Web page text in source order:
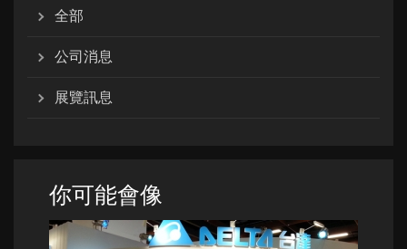
全部
公司消息
展覽訊息
你可能會像